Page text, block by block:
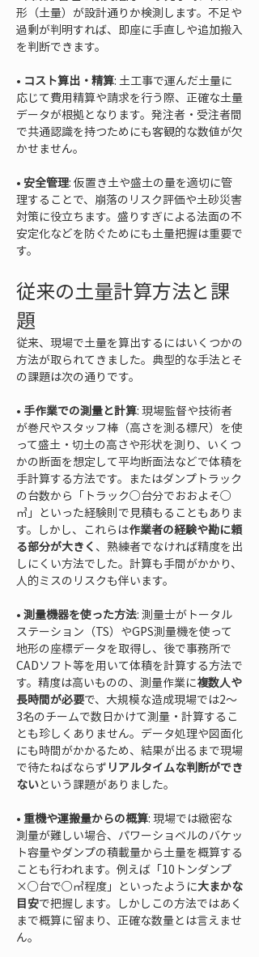
形（土量）が設計通りか検測します。不足や
過剰が判明すれば、即座に手直しや追加搬入
• コスト算出・精算: 土工事で運んだ土量に
応じて費用精算や請求を行う際、正確な土量
データが根拠となります。発注者・受注者間
で共通認識を持つためにも客観的な数値が欠
• 安全管理: 仮置き土や盛土の量を適切に管
理することで、崩落のリスク評価や土砂災害
対策に役立ちます。盛りすぎによる法面の不
安定化などを防ぐためにも土量把握は重要で
す。
従来の土量計算方法と課
題
従来、現場で土量を算出するにはいくつかの
方法が取られてきました。典型的な手法とそ
の課題は次の通りです。
• 手作業での測量と計算: 現場監督や技術者
が巻尺やスタッフ棒（高さを測る標尺）を使
って盛土・切土の高さや形状を測り、いくつ
かの断面を想定して平均断面法などで体積を
手計算する方法です。またはダンプトラック
の台数から「トラック○台分でおおよそ○
㎥」といった経験則で見積もることもありま
す。しかし、これらは作業者の経験や勘に頼
る部分が大きく 、熟練者でなければ精度を出
しにくい方法でした。計算も手間がかかり、
• 測量機器を使った方法: 測量士がトータル
ステーション（TS）やGPS測量機を使って
地形の座標データを取得し、後で事務所で
CADソフト等を用いて体積を計算する方法で
す。精度は高いものの、測量作業に複数人や
長時間が必要で、大規模な造成現場では2〜
3名のチームで数日かけて測量・計算するこ
とも珍しくありません。データ処理や図面化
にも時間がかかるため、結果が出るまで現場
で待たねばならず リアルタイムな判断ができ
ない
• 重機や運搬量からの概算: 現場では緻密な
測量が難しい場合、パワーショベルのバケッ
ト容量やダンプの積載量から土量を概算する
ことも行われます。例えば「10トンダンプ
×○台で○㎥程度」といったように大まかな
目安で把握します。しかしこの方法ではあく
まで概算に留まり、正確な数量とは言えませ
ん。